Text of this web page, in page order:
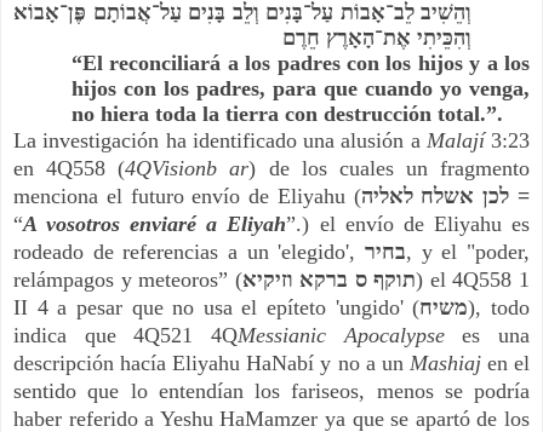
וְהִכֵּיתִי אֶת־הָאָרֶץ חֵרֶם
“El reconciliará a los padres con los hijos y a los
hijos con los padres, para que cuando yo venga,
no hiera toda la tierra con destrucción total.”.
La investigación ha identificado una alusión a Malají 3:23
en 4Q558 (4QVisionb ar) de los cuales un fragmento
menciona el futuro envío de Eliyahu (
“A vosotros enviaré a Eliyah”.) el envío de Eliyahu es
rodeado de referencias a un 'elegido', בחיר, y el "poder,
relámpagos y meteoros” (תוקף ס ברקא וזיקיא) el 4Q558 1
II 4 a pesar que no usa el epíteto 'ungido' (משיח), todo
indica que 4Q521 4QMessianic Apocalypse es una
descripción hacía Eliyahu HaNabí y no a un Mashiaj en el
sentido que lo entendían los fariseos, menos se podría
haber referido a Yeshu HaMamzer ya que se apartó de los